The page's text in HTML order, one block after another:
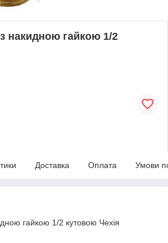
накидною гайкою 1/2
Доставка Оплата Умови
гайкою 1/2 кутовою Чехія